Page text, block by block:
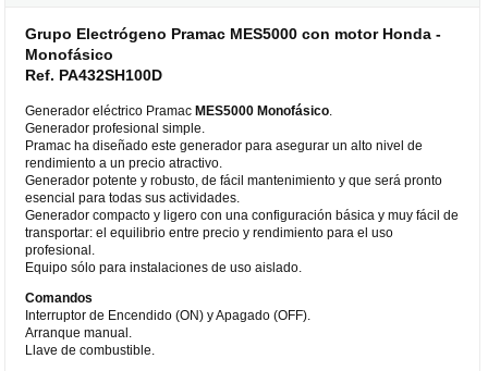
Grupo Electrógeno Pramac MES5000 con motor Honda -
Monofásico
Ref. PA432SH100D
Generador eléctrico PramacMES5000 Monofásico
Generador profesional simple.
Pramac ha diseñado este generador para asegurar un alto nivel de
rendimiento a un precio atractivo.
Generador potente y robusto, de fácil mantenimiento y que será pronto
esencial para todas sus actividades.
Generador compacto y ligero con una configuración básica y muy fácil de
transportar: el equilibrio entre precio y rendimiento para el uso
profesional.
Equipo sólo para instalaciones de uso aislado.
Comandos
Interruptor de Encendido (ON) y Apagado (OFF).
Arranque manual.
Llave de combustible.